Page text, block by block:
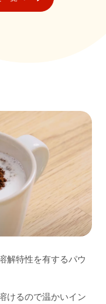
解特性を有するパウ
けるので温かいイン